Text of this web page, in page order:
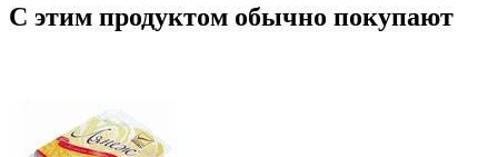
С этим продуктом обычно покупают